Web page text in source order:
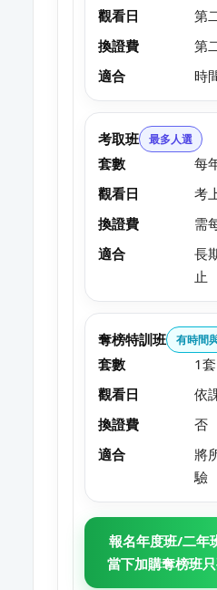
觀看日
第
換證費
第
適合
時
考取班 最多人選
套數
每
觀看日
考
換證費
需
適合
長
止
奪榜特訓班 有時間
套數
1套
觀看日
依
換證費
否
適合
將
驗
報名年度班/二年
當下加購奪榜班